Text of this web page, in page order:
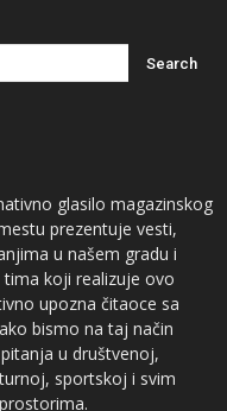
glasilo magazinskog
prezentuje vesti,
u našem gradu i
koji realizuje ovo
upozna čitaoce sa
bismo na taj način
u društvenoj,
sportskoj i svim